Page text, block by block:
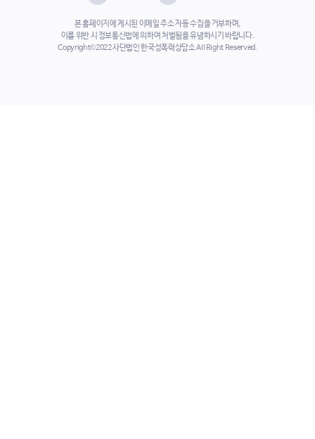
본 홈페이지에 게시된 이메일 주소 자동 수집을 거부하며,
이를 위반 시 정보통신법에 의하여 처벌됨을 유념하시기 바랍니다.
Copyright©2022 사단법인 한국성폭력상담소 All Right Reserved.